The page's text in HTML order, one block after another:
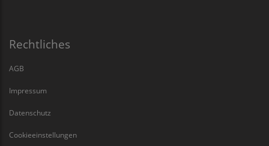
Rechtliches
AGB
Impressum
Datenschutz
Cookieeinstellungen